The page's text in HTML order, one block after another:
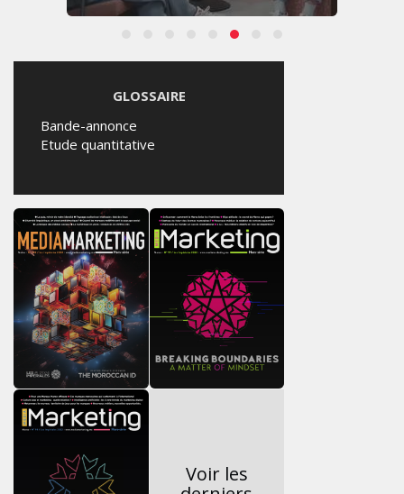
GLOSSAIRE
Bande-annonce
Etude quantitative
Voir les